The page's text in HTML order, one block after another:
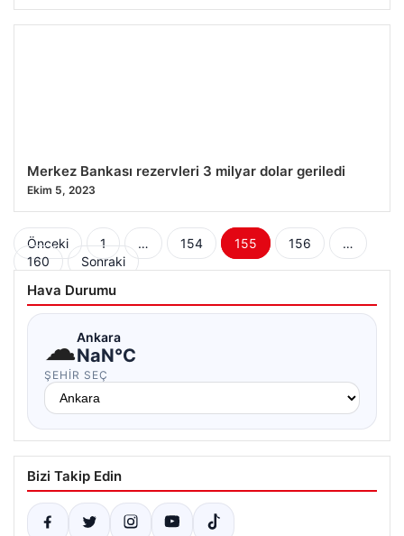
Merkez Bankası rezervleri 3 milyar dolar geriledi
Ekim 5, 2023
Yazı
sayfalaması
Önceki 1 … 154 155 156
…
160
Sonraki
Hava Durumu
☁Ankara
NaN°C
ŞEHIR SEÇ
Bizi Takip Edin